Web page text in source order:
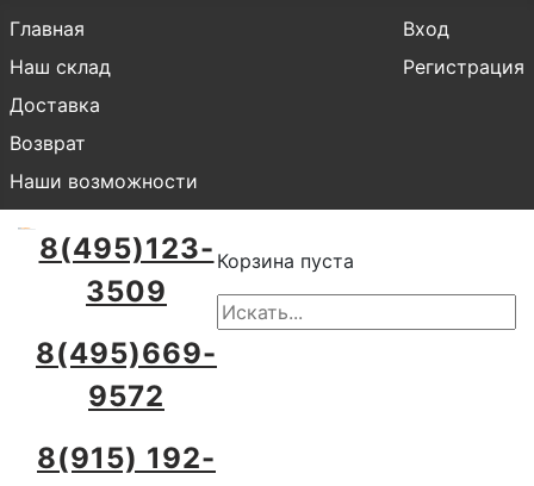
Главная
Наш склад
Доставка
Возврат
Наши возможности
Вход
Регистрация
8(495)123-
3509
8(495)669-
9572
8(915) 192-
Корзина пуста